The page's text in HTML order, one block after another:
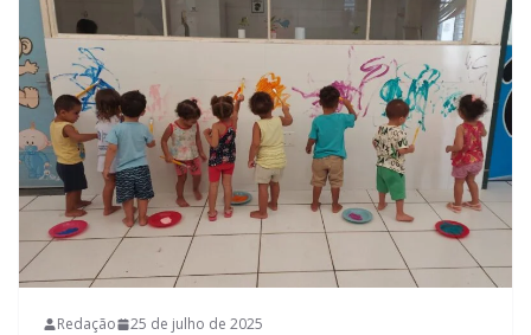
Redação 25 de julho de 2025